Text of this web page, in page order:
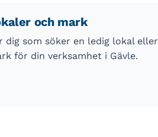
och mark
dig som söker en ledig lokal eller
för din verksamhet i Gävle.